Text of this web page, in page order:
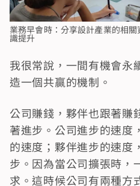
業務早會時：分享設計產業的相
識提升
我很常說，一間有機會永
造一個共贏的機制。
公司賺錢，夥伴也跟著賺
著進步。公司進步的速度
的速度；夥伴進步的速度
步。因為當公司擴張時，
求。這時候公司有兩種方